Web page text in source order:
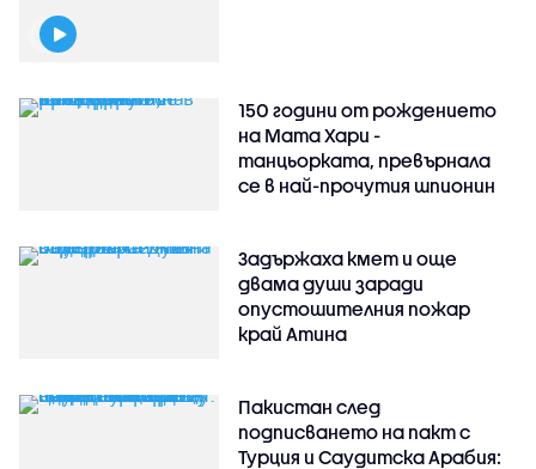
150 години от рождението
на Мата Хари -
танцьорката, превърнала
се в най-прочутия шпионин
Задържаха кмет и още
двама души заради
опустошителния пожар
край Атина
Пакистан след
подписването на пакт с
Турция и Саудитска Арабия: